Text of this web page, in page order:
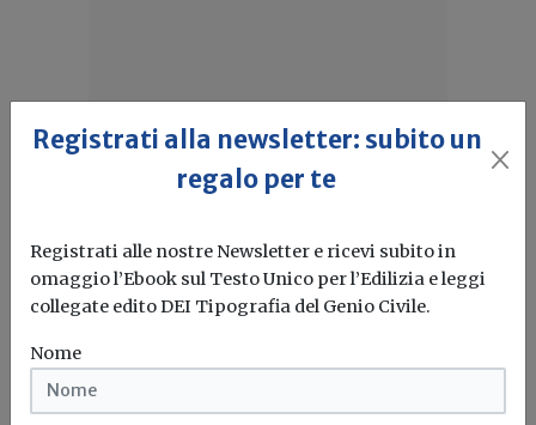
Idrogeno verde, una soluzione per
l'energia del futuro. Ma oggi è ancora
troppo caro
Registrati alla newsletter: subito un
regalo per te
Registrati alle nostre Newsletter e ricevi subito in
omaggio l’Ebook sul Testo Unico per l’Edilizia e leggi
collegate edito DEI Tipografia del Genio Civile.
Nome